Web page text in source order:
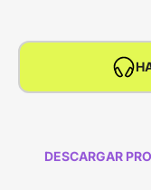
DESCARGAR